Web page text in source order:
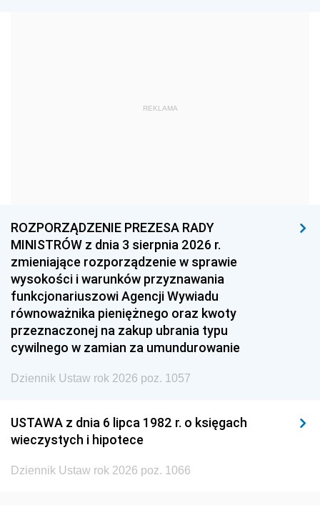
1957 1956
1954 1953
1951 1950
1948 1947
1945 1944 1939
1938 1937 1936
1935 1934
1929 1928 1927
REKLAMA
ROZPORZĄDZENIE PREZESA RADY
MINISTRÓW z dnia 3 sierpnia 2026 r.
zmieniające rozporządzenie w sprawie
wysokości i warunków przyznawania
funkcjonariuszowi Agencji Wywiadu
równoważnika pieniężnego oraz kwoty
przeznaczonej na zakup ubrania typu
cywilnego w zamian za umundurowanie
Dziennik Ustaw rok 2026 poz. 1057
USTAWA z dnia 6 lipca 1982 r. o księgach
wieczystych i hipotece
Dziennik Ustaw rok 2026 poz. 1066